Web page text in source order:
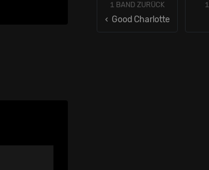
1 BAND ZURÜCK
‹ Good Charlotte